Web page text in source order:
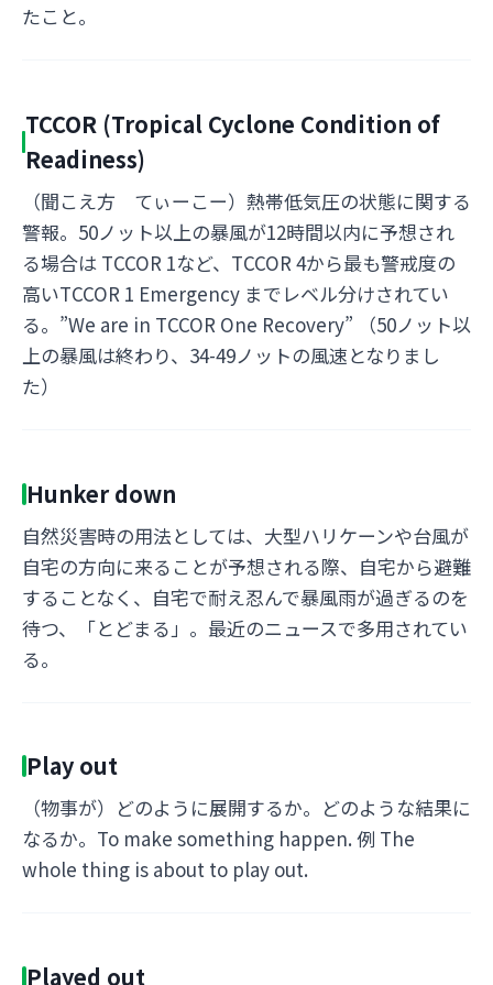
たこと。
TCCOR (Tropical Cyclone Condition of
Readiness)
（聞こえ方 てぃーこー）熱帯低気圧の状態に関する
警報。50ノット以上の暴風が12時間以内に予想され
る場合は TCCOR 1など、TCCOR 4から最も警戒度の
高いTCCOR 1 Emergency までレベル分けされてい
る。”We are in TCCOR One Recovery” （50ノット以
上の暴風は終わり、34-49ノットの風速となりまし
た）
Hunker down
自然災害時の用法としては、大型ハリケーンや台風が
自宅の方向に来ることが予想される際、自宅から避難
することなく、自宅で耐え忍んで暴風雨が過ぎるのを
待つ、「とどまる」。最近のニュースで多用されてい
る。
Play out
（物事が）どのように展開するか。どのような結果に
なるか。To make something happen. 例 The
whole thing is about to play out.
Played out